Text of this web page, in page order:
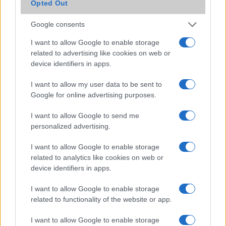
Opted Out
Google consents
I want to allow Google to enable storage
related to advertising like cookies on web or
device identifiers in apps.
I want to allow my user data to be sent to
Google for online advertising purposes.
I want to allow Google to send me
personalized advertising.
I want to allow Google to enable storage
related to analytics like cookies on web or
device identifiers in apps.
I want to allow Google to enable storage
related to functionality of the website or app.
I want to allow Google to enable storage
Hivatalos: nem töltheted a robbanós Note 7-edet!
Teljesen lekorlátozzák az európai Note 7-eket is
Ezért robbantak fel a Note 7-ek!
Hivatalos: ezért hevültek túl a Note 7 telefonok
LEGOLVASOTTABBAK
Számos népszerű Samsung Galaxy készülék kimarad a One
UI 9 frissítésből – itt a lista az érintett modellekről
Apple az új csúcsmobilokról
Az Android rejtett automatizmusai: hat funkció, amely
észrevétlenül könnyíti meg a mindennapokat